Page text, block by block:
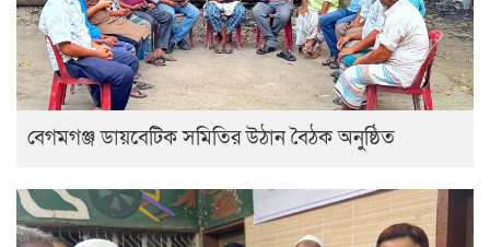
বেগমগঞ্জ ডায়বেটিক সমিতির উঠান বৈঠক অনুষ্ঠিত